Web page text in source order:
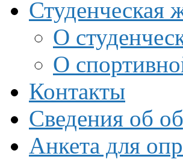
Студенческая
О
О
Контакты
Сведения об
Анкета для